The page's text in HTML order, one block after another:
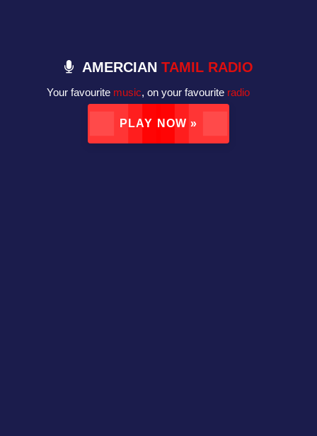
AMERCIAN TAMIL RADIO
Your favourite music, on your favourite radio
PLAY NOW »